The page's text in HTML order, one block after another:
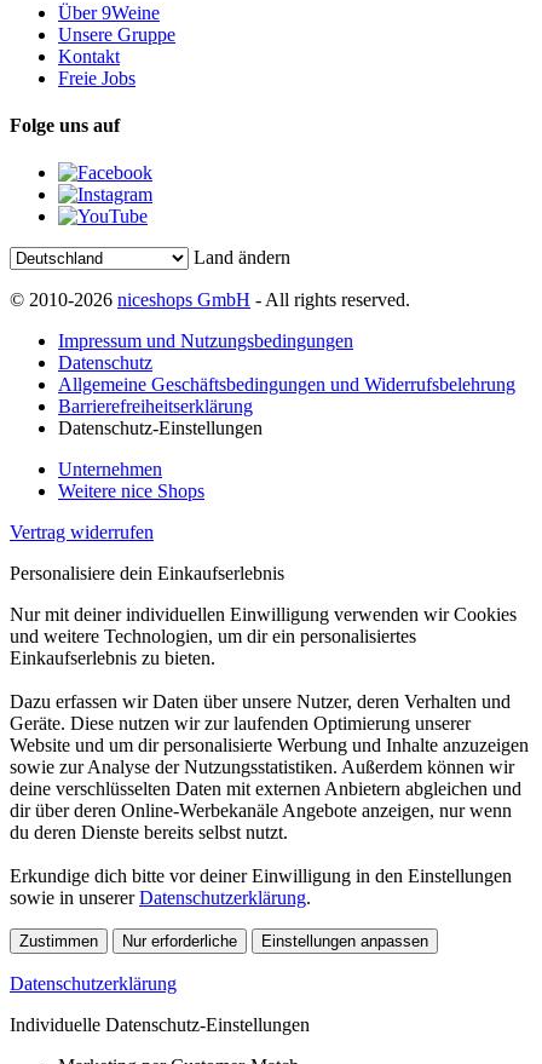
Über 9Weine
Unsere Gruppe
Kontakt
Freie Jobs
Folge uns auf
Land ändern
© 2010-2026 niceshops GmbH - All rights reserved.
Impressum und Nutzungsbedingungen
Datenschutz
Allgemeine Geschäftsbedingungen und Widerrufsbelehrung
Barrierefreiheitserklärung
Datenschutz-Einstellungen
Unternehmen
Weitere nice Shops
Vertrag widerrufen
Personalisiere dein Einkaufserlebnis
Nur mit deiner individuellen Einwilligung verwenden wir Cookies
und weitere Technologien, um dir ein personalisiertes
Einkaufserlebnis zu bieten.
Dazu erfassen wir Daten über unsere Nutzer, deren Verhalten und
Geräte. Diese nutzen wir zur laufenden Optimierung unserer
Website und um dir personalisierte Werbung und Inhalte anzuzeigen
sowie zur Analyse der Nutzungsstatistiken. Außerdem können wir
deine verschlüsselten Daten mit externen Anbietern abgleichen und
dir über deren Online-Werbekanäle Angebote anzeigen, nur wenn
du deren Dienste bereits selbst nutzt.
Erkundige dich bitte vor deiner Einwilligung in den Einstellungen
sowie in unsererDatenschutzerklärung.
Zustimmen Nur erforderliche Einstellungen anpassen
Datenschutzerklärung
Individuelle Datenschutz-Einstellungen